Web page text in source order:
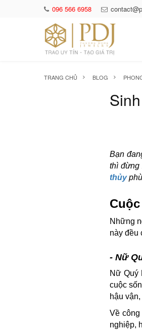
096 566 6958
TRANG CHỦ BLOG
Bạn
thì đừng
thủy
Những
này đều
- Nữ
Nữ Quý
cuộc
hậu
Về công
nghiệp,